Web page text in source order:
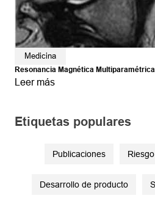
Medicina
Resonancia Magnética
Leer más
Etiquetas populares
Publicaciones
Desarrollo de producto